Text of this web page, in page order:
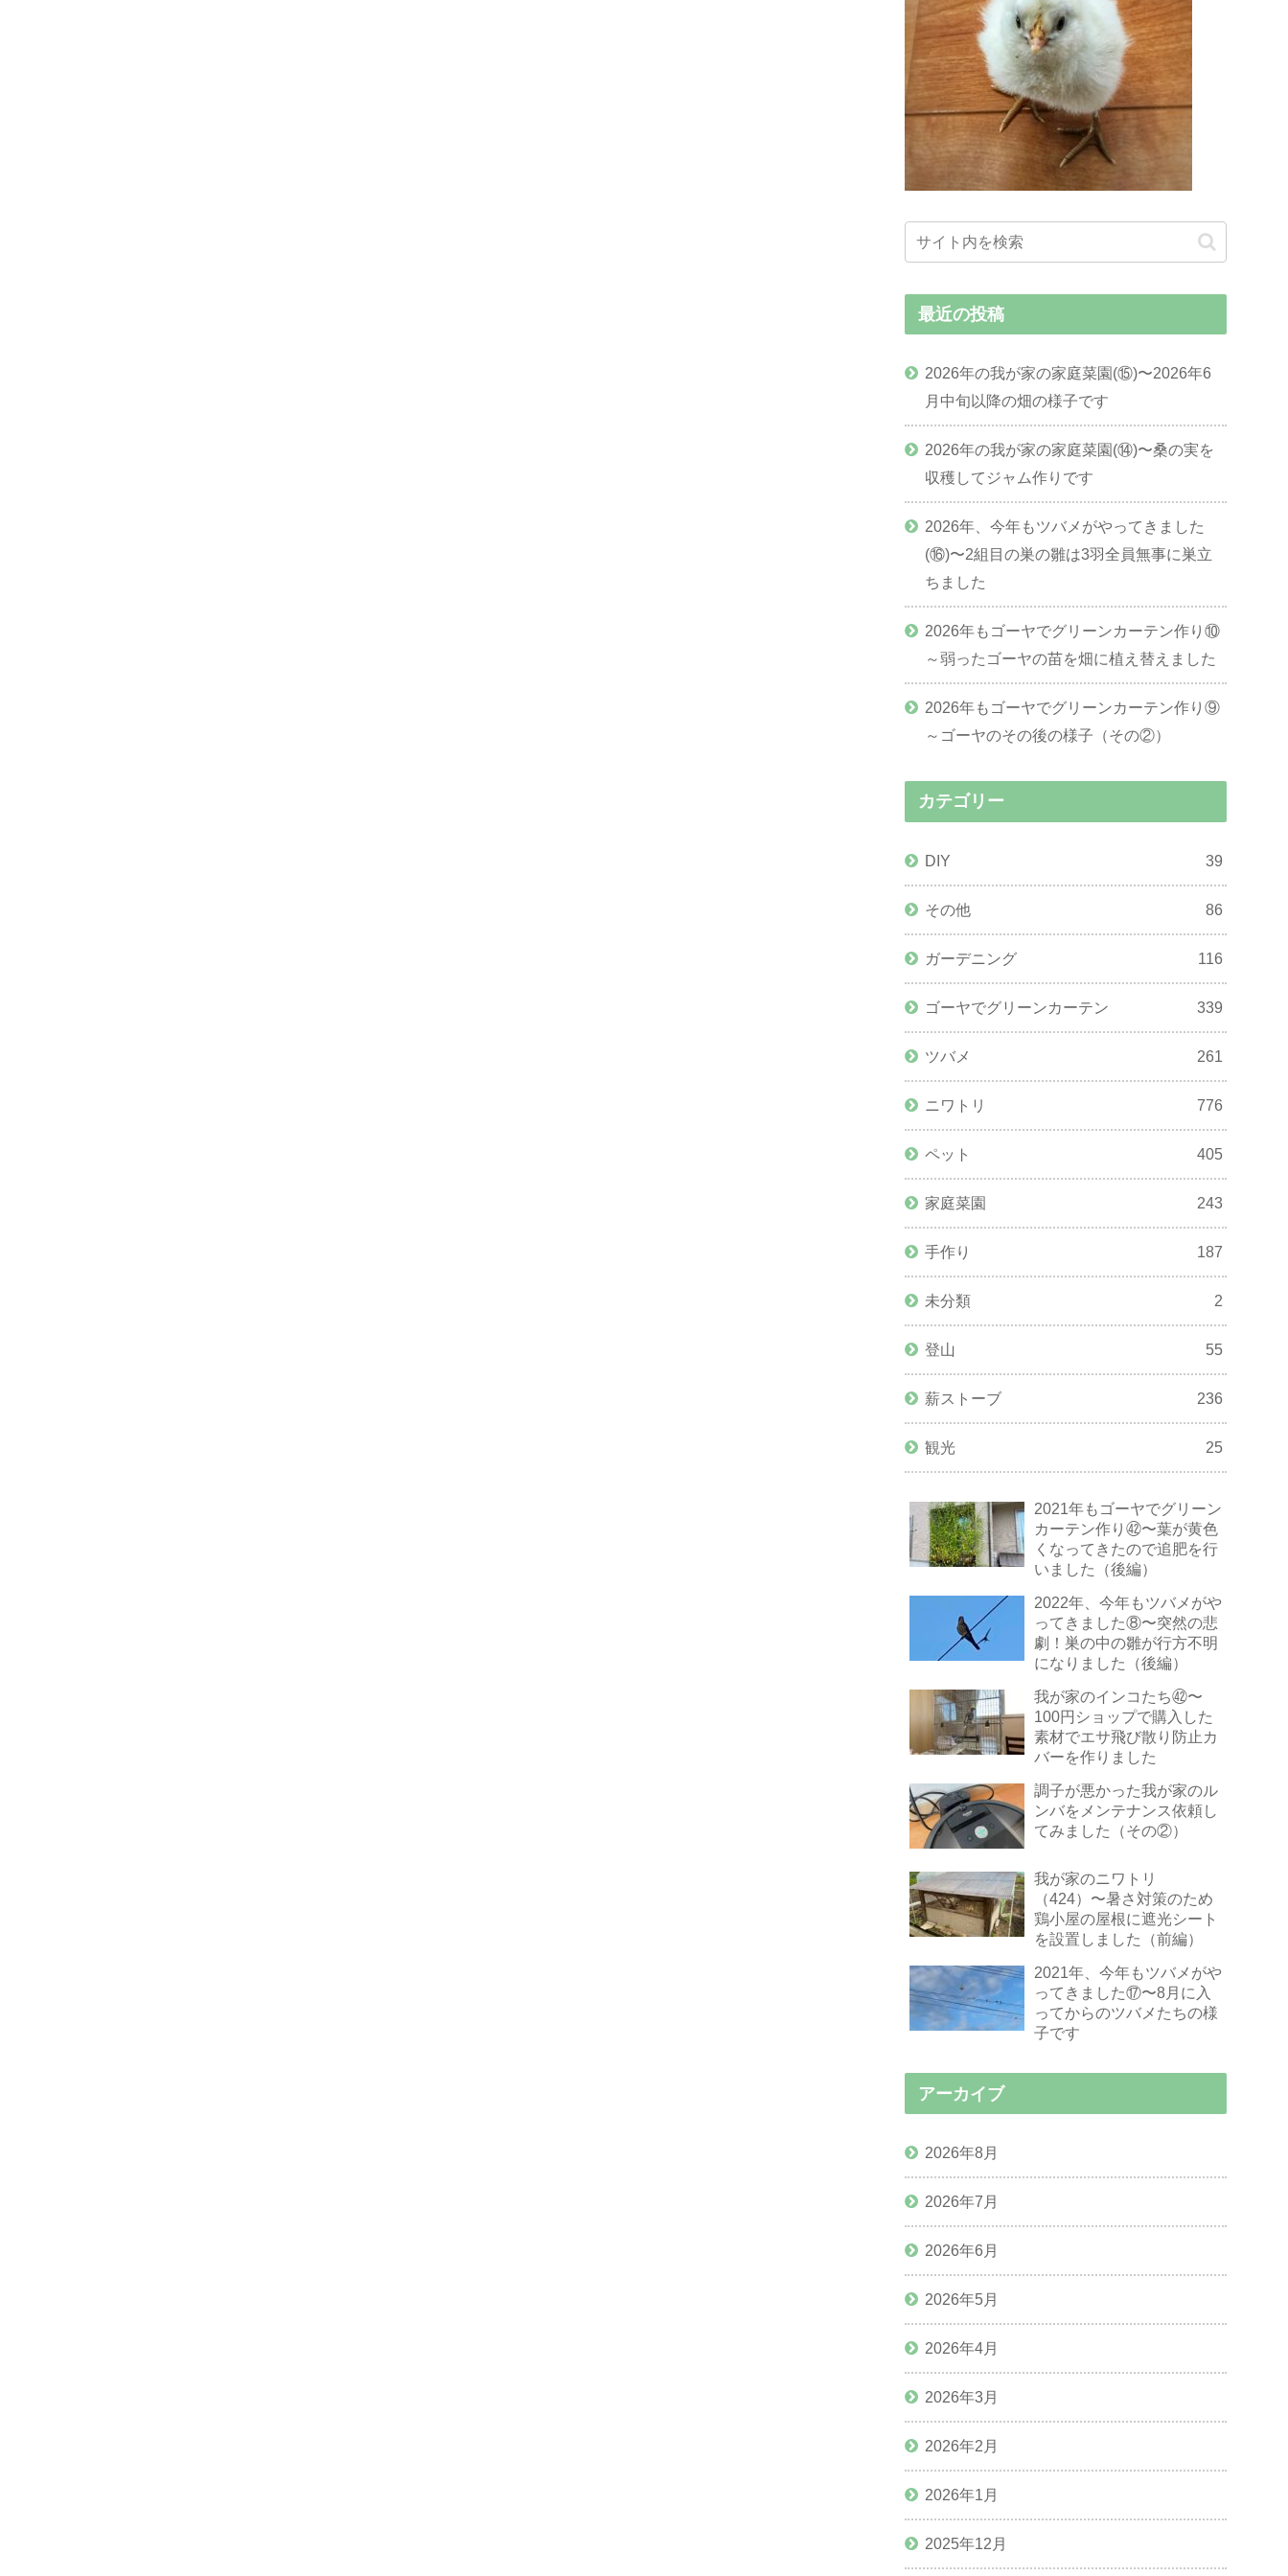
最近の投稿
2026年の我が家の家庭菜園(⑮)〜2026年6
月中旬以降の畑の様子です
2026年の我が家の家庭菜園(⑭)〜桑の実を
収穫してジャム作りです
2026年、今年もツバメがやってきました
(⑯)〜2組目の巣の雛は3羽全員無事に巣立
ちました
2026年もゴーヤでグリーンカーテン作り⑩
～弱ったゴーヤの苗を畑に植え替えました
2026年もゴーヤでグリーンカーテン作り⑨
～ゴーヤのその後の様子（その②）
カテゴリー
DIY 39
その他 86
ガーデニング 116
ゴーヤでグリーンカーテン 339
ツバメ 261
ニワトリ 776
ペット 405
家庭菜園 243
手作り 187
未分類 2
登山 55
薪ストーブ 236
観光 25
2021年もゴーヤでグリーン
カーテン作り㊷〜葉が黄色
くなってきたので追肥を行
いました（後編）
2022年、今年もツバメがや
ってきました⑧〜突然の悲
劇！巣の中の雛が行方不明
になりました（後編）
我が家のインコたち㊷〜
100円ショップで購入した
素材でエサ飛び散り防止カ
バーを作りました
調子が悪かった我が家のル
ンバをメンテナンス依頼し
てみました（その②）
我が家のニワトリ
（424）〜暑さ対策のため
鶏小屋の屋根に遮光シート
を設置しました（前編）
2021年、今年もツバメがや
ってきました⑰〜8月に入
ってからのツバメたちの様
子です
アーカイブ
2026年8月
2026年7月
2026年6月
2026年5月
2026年4月
2026年3月
2026年2月
2026年1月
2025年12月